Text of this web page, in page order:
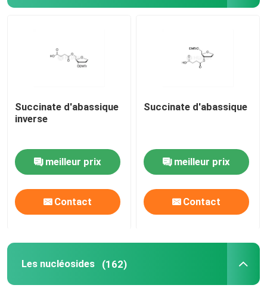
Service personnalisé
Succinate d'abassique
inverse
meilleur prix
Contact
Succinate d'abassique
meilleur prix
Contact
Les nucléosides (162)